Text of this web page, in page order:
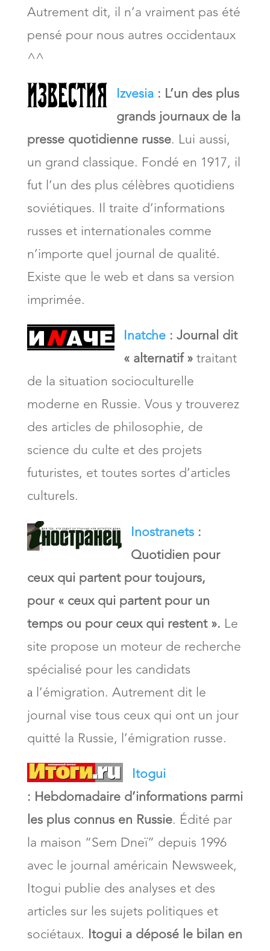
Autrement dit, il n’a vraiment pas été
pensé pour nous autres occidentaux
^^
Izvesia : L’un des plus
grands journaux de la
presse quotidienne russe. Lui aussi,
un grand classique. Fondé en 1917, il
fut l’un des plus célèbres quotidiens
soviétiques. Il traite d’informations
russes et internationales comme
n’importe quel journal de qualité.
Existe que le web et dans sa version
imprimée.
Inatche: Journal dit
« alternatif »traitant
de la situation socioculturelle
moderne en Russie. Vous y trouverez
des articles de philosophie, de
science du culte et des projets
futuristes, et toutes sortes d’articles
culturels.
Inostranets:
Quotidien pour
ceux qui partent pour toujours,
pour « ceux qui partent pour un
temps ou pour ceux qui restent ». Le
site propose un moteur de recherche
spécialisé pour les candidats
а l’émigration. Autrement dit le
journal vise tous ceux qui ont un jour
quitté la Russie, l’émigration russe.
Itogui
: Hebdomadaire d’informations parmi
les plus connus en Russie. Édité par
la maison “Sem Dneï” depuis 1996
avec le journal américain Newsweek,
Itogui publie des analyses et des
articles sur les sujets politiques et
sociétaux. Itogui a déposé le bilan en